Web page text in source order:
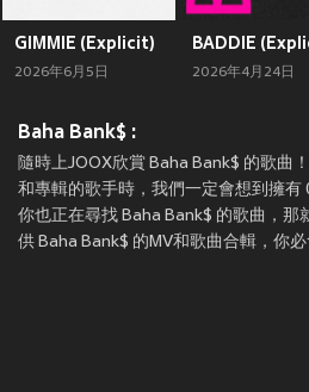
GIMMIE (Explicit)
2026年6月5日
BADDIE
2026年4月24日
Baha Bank$ :
隨時上JOOX欣賞 Baha Bank$ 的歌曲
和專輯的歌手時，我們一定會想到擁有
你也正在尋找 Baha Bank$ 的歌曲，那
供 Baha Bank$ 的MV和歌曲合輯，你必